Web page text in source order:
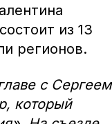
из 13
регионов.
с Сергеем
который